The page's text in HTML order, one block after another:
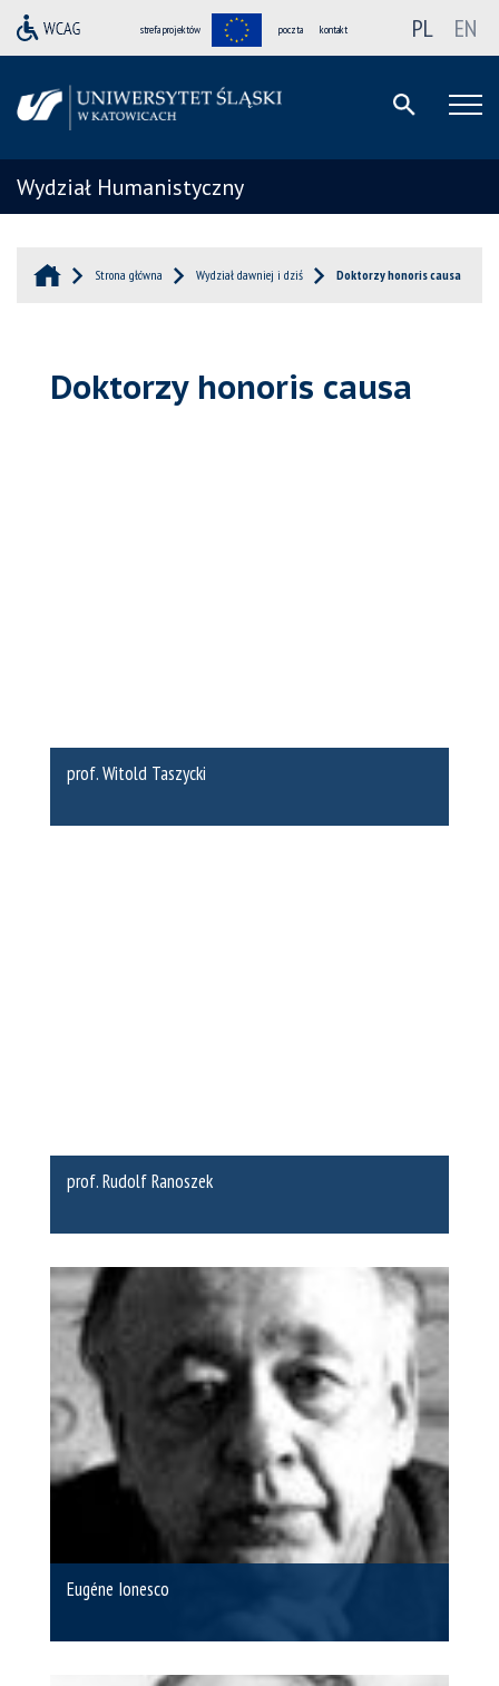
strefa projektów poczta kontakt PL EN
Wydział Humanistyczny
Strona główna Wydział dawniej i dziś Doktorzy honoris causa
Doktorzy honoris causa
prof. Witold Taszycki
prof. Rudolf Ranoszek
Eugéne Ionesco